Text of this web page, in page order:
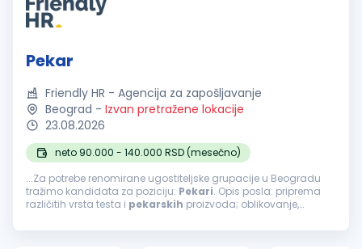
Pekar
Friendly HR - Agencija za zapošljavanje
Beograd - Izvan pretražene lokacije
23.08.2026
neto 90.000 - 140.000 RSD (mesečno)
...Za potrebe renomirane ugostiteljske grupacije u Beogradu
tražimo kandidata za poziciju: Pekari. Opis posla: priprema
različitih vrsta testa i pekarskih proizvoda; oblikovanje,
definisanim...